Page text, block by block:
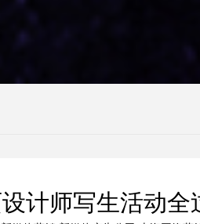
计师写生活动全